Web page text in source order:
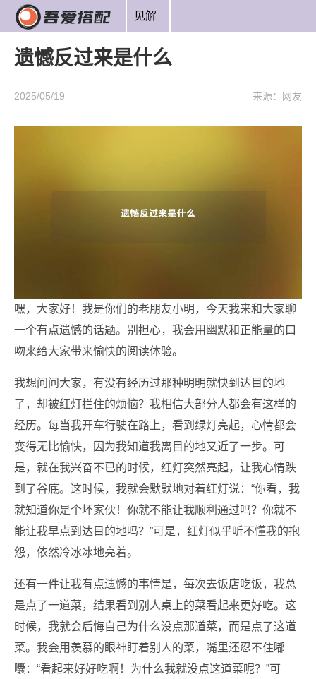
见解
遗憾反过来是什么
2025/05/19 来源：网友
嘿，大家好！我是你们的老朋友小明，今天我来和大家聊
一个有点遗憾的话题。别担心，我会用幽默和正能量的口
吻来给大家带来愉快的阅读体验。
我想问问大家，有没有经历过那种明明就快到达目的地
了，却被红灯拦住的烦恼？我相信大部分人都会有这样的
经历。每当我开车行驶在路上，看到绿灯亮起，心情都会
变得无比愉快，因为我知道我离目的地又近了一步。可
是，就在我兴奋不已的时候，红灯突然亮起，让我心情跌
到了谷底。这时候，我就会默默地对着红灯说：“你看，我
就知道你是个坏家伙！你就不能让我顺利通过吗？你就不
能让我早点到达目的地吗？”可是，红灯似乎听不懂我的抱
怨，依然冷冰冰地亮着。
还有一件让我有点遗憾的事情是，每次去饭店吃饭，我总
是点了一道菜，结果看到别人桌上的菜看起来更好吃。这
时候，我就会后悔自己为什么没点那道菜，而是点了这道
菜。我会用羡慕的眼神盯着别人的菜，嘴里还忍不住嘟
囔：“看起来好好吃啊！为什么我就没点这道菜呢？”可